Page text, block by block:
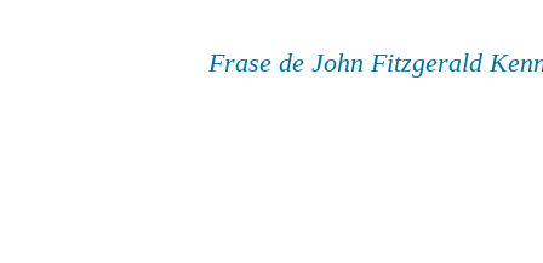
Frase de John Fitzgerald